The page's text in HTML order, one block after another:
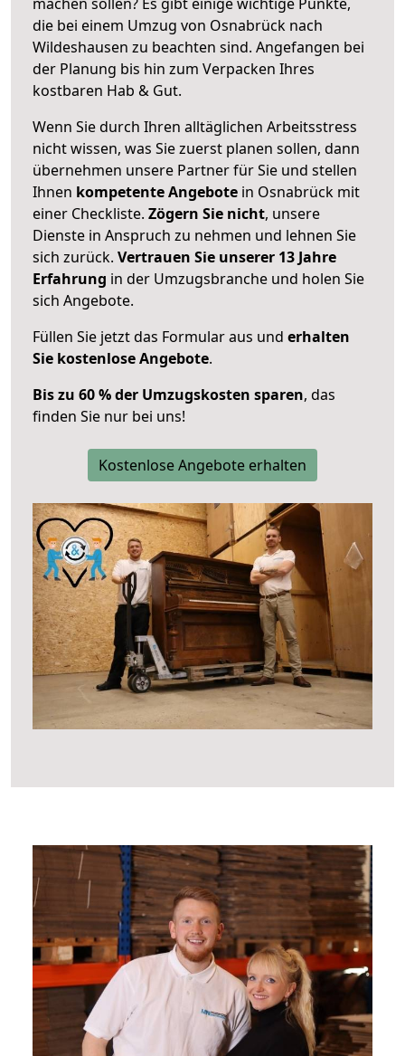
die bei einem Umzug von Osnabrück nach
Wildeshausen zu beachten sind. Angefangen bei
der Planung bis hin zum Verpacken Ihres
kostbaren Hab & Gut.
Wenn Sie durch Ihren alltäglichen Arbeitsstress
nicht wissen, was Sie zuerst planen sollen, dann
übernehmen unsere Partner für Sie und stellen
Ihnen kompetente Angebote in Osnabrück mit
einer Checkliste. Zögern Sie nicht, unsere
Dienste in Anspruch zu nehmen und lehnen Sie
sich zurück. Vertrauen Sie unserer 13 Jahre
Erfahrung in der Umzugsbranche und holen Sie
sich Angebote.
Füllen Sie jetzt das Formular aus und erhalten
Sie kostenlose Angebote.
Bis zu 60 % der Umzugskosten sparen, das
finden Sie nur bei uns!
Kostenlose Angebote erhalten